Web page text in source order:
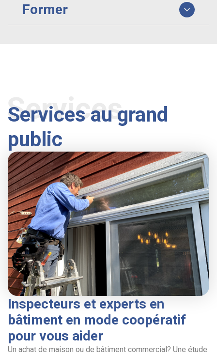
Former
Services au grand
public
Services
Inspecteurs et experts en
bâtiment en mode coopératif
pour vous aider
Un achat de maison ou de bâtiment commercial? Une étude